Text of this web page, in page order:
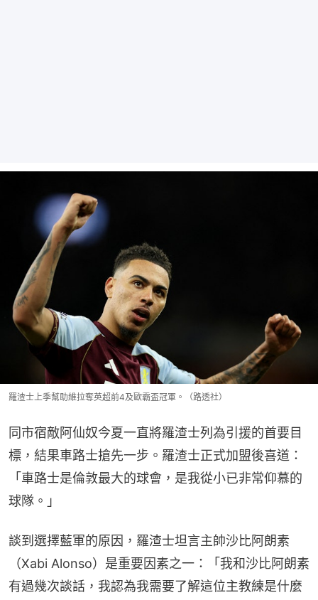
羅渣士上季幫助維拉奪英超前4及歐霸盃冠軍。（路透社）
同市宿敵阿仙奴今夏一直將羅渣士列為引援的首要目
標，結果車路士搶先一步。羅渣士正式加盟後喜道：
「車路士是倫敦最大的球會，是我從小已非常仰慕的
球隊。」
談到選擇藍軍的原因，羅渣士坦言主帥沙比阿朗素
（Xabi Alonso）是重要因素之一：「我和沙比阿朗素
有過幾次談話，我認為我需要了解這位主教練是什麼